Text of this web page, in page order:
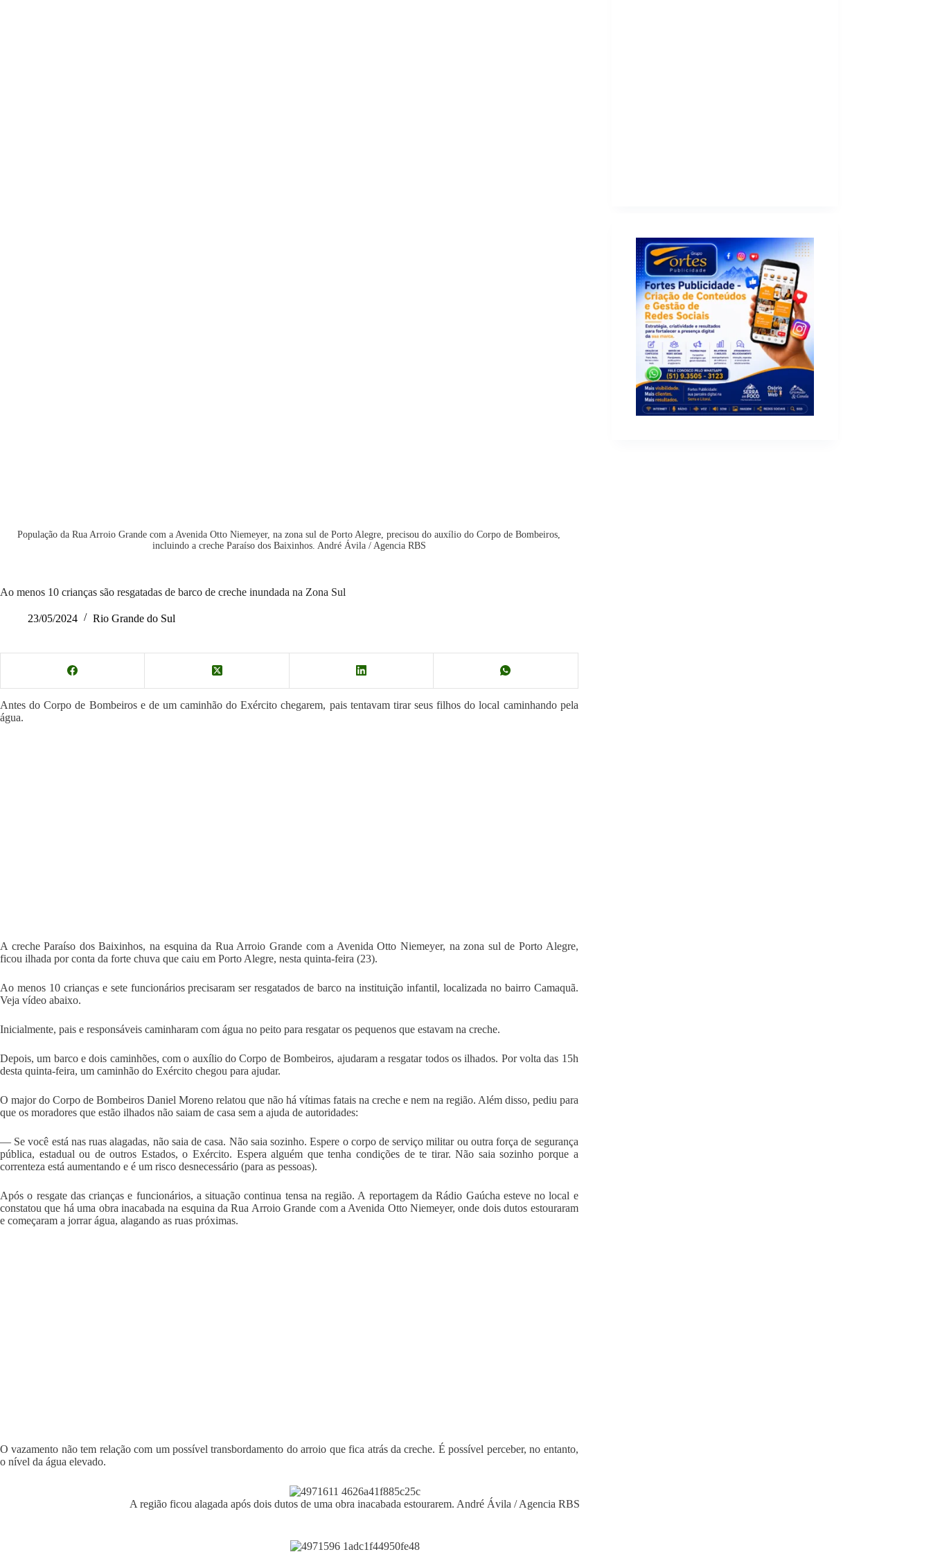
População da Rua Arroio Grande com a Avenida Otto Niemeyer, na zona sul de Porto Alegre, precisou do auxílio do Corpo de Bombeiros,
incluindo a creche Paraíso dos Baixinhos. André Ávila / Agencia RBS
Ao menos 10 crianças são resgatadas de barco de creche inundada na Zona Sul
23/05/2024 Rio Grande do Sul
Antes do Corpo de Bombeiros e de um caminhão do Exército chegarem, pais tentavam tirar seus filhos do local caminhando pela
água.
A creche Paraíso dos Baixinhos, na esquina da Rua Arroio Grande com a Avenida Otto Niemeyer, na zona sul de Porto Alegre,
ficou ilhada por conta da forte chuva que caiu em Porto Alegre, nesta quinta-feira (23).
Ao menos 10 crianças e sete funcionários precisaram ser resgatados de barco na instituição infantil, localizada no bairro Camaquã.
Veja vídeo abaixo.
Inicialmente, pais e responsáveis caminharam com água no peito para resgatar os pequenos que estavam na creche.
Depois, um barco e dois caminhões, com o auxílio do Corpo de Bombeiros, ajudaram a resgatar todos os ilhados. Por volta das 15h
desta quinta-feira, um caminhão do Exército chegou para ajudar.
O major do Corpo de Bombeiros Daniel Moreno relatou que não há vítimas fatais na creche e nem na região. Além disso, pediu para
que os moradores que estão ilhados não saiam de casa sem a ajuda de autoridades:
— Se você está nas ruas alagadas, não saia de casa. Não saia sozinho. Espere o corpo de serviço militar ou outra força de segurança
pública, estadual ou de outros Estados, o Exército. Espera alguém que tenha condições de te tirar. Não saia sozinho porque a
correnteza está aumentando e é um risco desnecessário (para as pessoas).
Após o resgate das crianças e funcionários, a situação continua tensa na região. A reportagem da Rádio Gaúcha esteve no local e
constatou que há uma obra inacabada na esquina da Rua Arroio Grande com a Avenida Otto Niemeyer, onde dois dutos estouraram
e começaram a jorrar água, alagando as ruas próximas.
O vazamento não tem relação com um possível transbordamento do arroio que fica atrás da creche. É possível perceber, no entanto,
o nível da água elevado.
A região ficou alagada após dois dutos de uma obra inacabada estourarem. André Ávila / Agencia RBS